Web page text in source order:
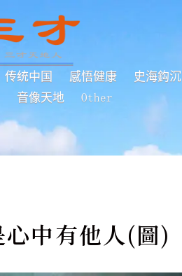
传统中国 感悟健康
史海鈎沉
音像天地 Other
中有他人(圖)